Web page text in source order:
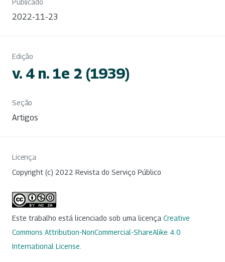
2022-11-23
Edição
v. 4 n. 1e 2 (1939)
Seção
Artigos
Licença
Copyright (c) 2022 Revista do Serviço Público
Este trabalho está licenciado sob uma licença Creative
Commons Attribution-NonCommercial-ShareAlike 4.0
International License